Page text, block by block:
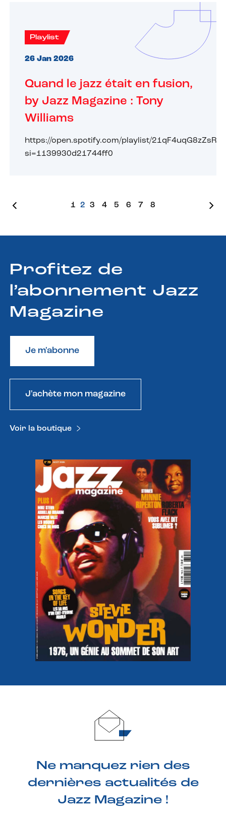
Playlist
26 Jan 2026
Quand le jazz était en fusion,
by Jazz Magazine : Tony
Williams
https://open.spotify.com/playlist/
si=1139930d21744ff0
1 2 3 4 5 6 7 8
Profitez de
l’abonnement Jazz
Magazine
Je m'abonne
J'achète mon magazine
Voir la boutique
Ne manquez rien des
dernières actualités de
Jazz Magazine !